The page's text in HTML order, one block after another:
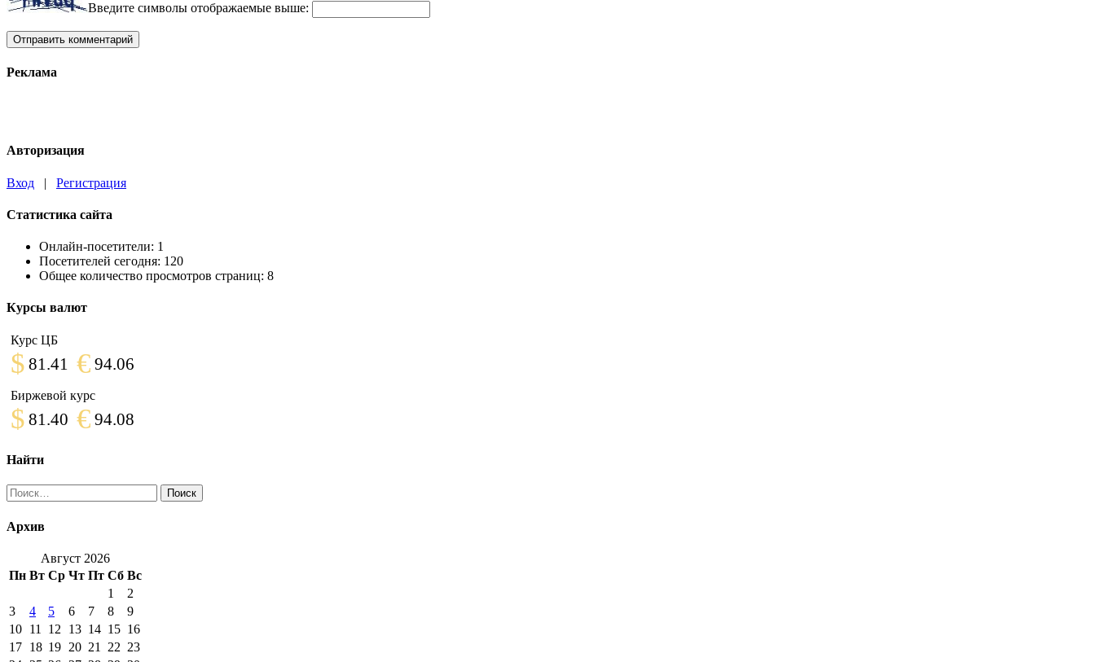
Введите символы отображаемые выше:
Реклама
Авторизация
Вход | Регистрация
Статистика сайта
Онлайн-посетители: 1
Посетителей сегодня: 120
Общее количество просмотров страниц: 8
Курсы валют
Курс ЦБ
$ 81.41 € 94.06
Биржевой курс
$ 81.40 € 94.08
Найти
Найти:
Архив
Август 2026
Пн Вт Ср Чт Пт Сб Вс
1
2
3
4 5 6 7 8
9
10 11 12 13 14 15 16
17 18 19 20 21 22 23